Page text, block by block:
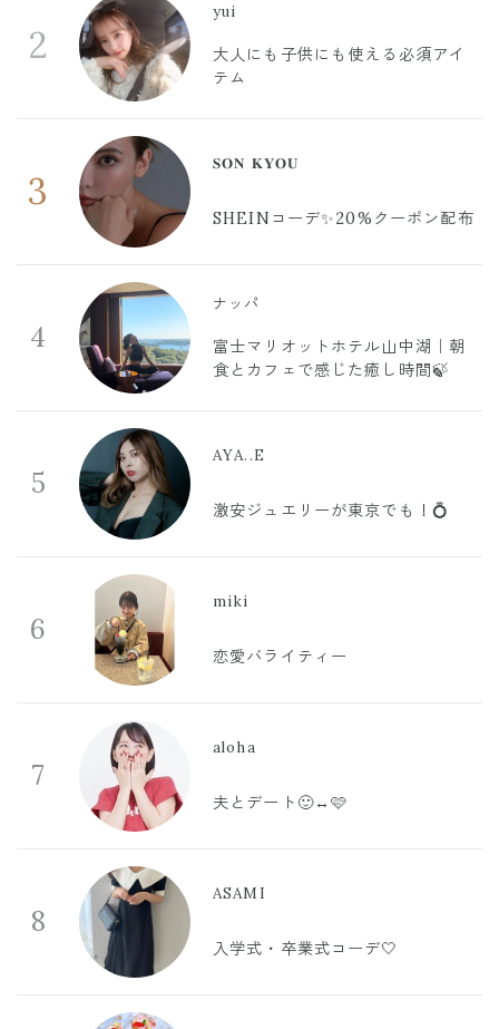
2
yui
大人にも子供にも使える必須アイ
テム
3
𝐒𝐎𝐍 𝐊𝐘𝐎𝐔
SHEINコーデ✨20%クーポン配布
4
ナッパ
富士マリオットホテル山中湖｜朝
食とカフェで感じた癒し時間🍃
5
AYA..E
激安ジュエリーが東京でも！💍
6
miki
恋愛バライティー
7
aloha
夫とデート🙂‍↔️🩷
8
ASAMI
入学式・卒業式コーデ🤍